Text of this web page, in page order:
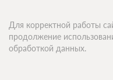
Для корректной работы
продолжение
обработкой данных.